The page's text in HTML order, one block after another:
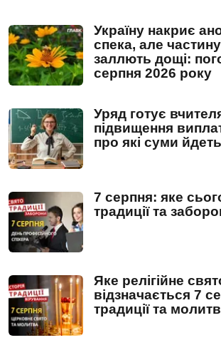
Україну накриє
спека, але
заллють дощі:
серпня 2026 року
Уряд готує
підвищення
про які суми
7 серпня: яке
традиції та
Яке релігійне
відзначається 7
традиції та